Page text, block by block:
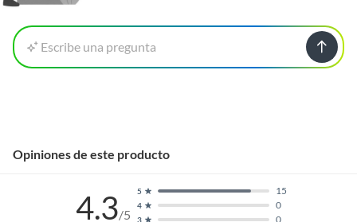
Escribe una pregunta
Opiniones de este producto
4.3/5 3 0
4 0
5 15